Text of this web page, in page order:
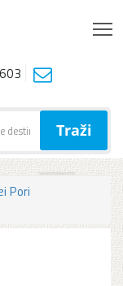
Traži
Pori